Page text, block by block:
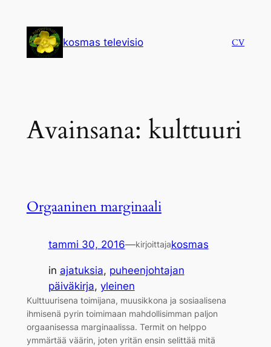
sisältöön
kosmas televisio
CV
Avainsana: kulttuuri
Orgaaninen marginaali
tammi 30, 2016—kirjoittajakosmas
in ajatuksia, puheenjohtajan
päiväkirja, yleinen
Kulttuurisena toimijana, muusikkona ja sosiaalisena
ihmisenä pyrin toimimaan mahdollisimman paljon
orgaanisessa marginaalissa. Termit on helppo
ymmärtää väärin, joten yritän ensin selittää mitä